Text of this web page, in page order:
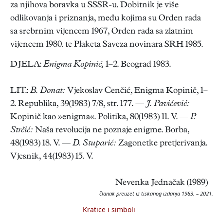
za njihova boravka u SSSR-u. Dobitnik je više
odlikovanja i priznanja, među kojima su Orden rada
sa srebrnim vijencem 1967, Orden rada sa zlatnim
vijencem 1980. te Plaketa Saveza novinara SRH 1985.
DJELA: Enigma Kopinič, 1–2. Beograd 1983.
LIT.: B. Donat: Vjekoslav Cenčić, Enigma Kopinič, 1–
2. Republika, 39(1983) 7/8, str. 177. — J. Pavićević:
Kopinič kao »enigma«. Politika, 80(1983) 11. V. — P.
Strčić: Naša revolucija ne poznaje enigme. Borba,
48(1983) 18. V. — D. Stuparić: Zagonetke pretjerivanja.
Vjesnik, 44(1983) 15. V.
Nevenka Jednačak (1989)
članak preuzet iz tiskanog izdanja 1983. – 2021.
Kratice i simboli